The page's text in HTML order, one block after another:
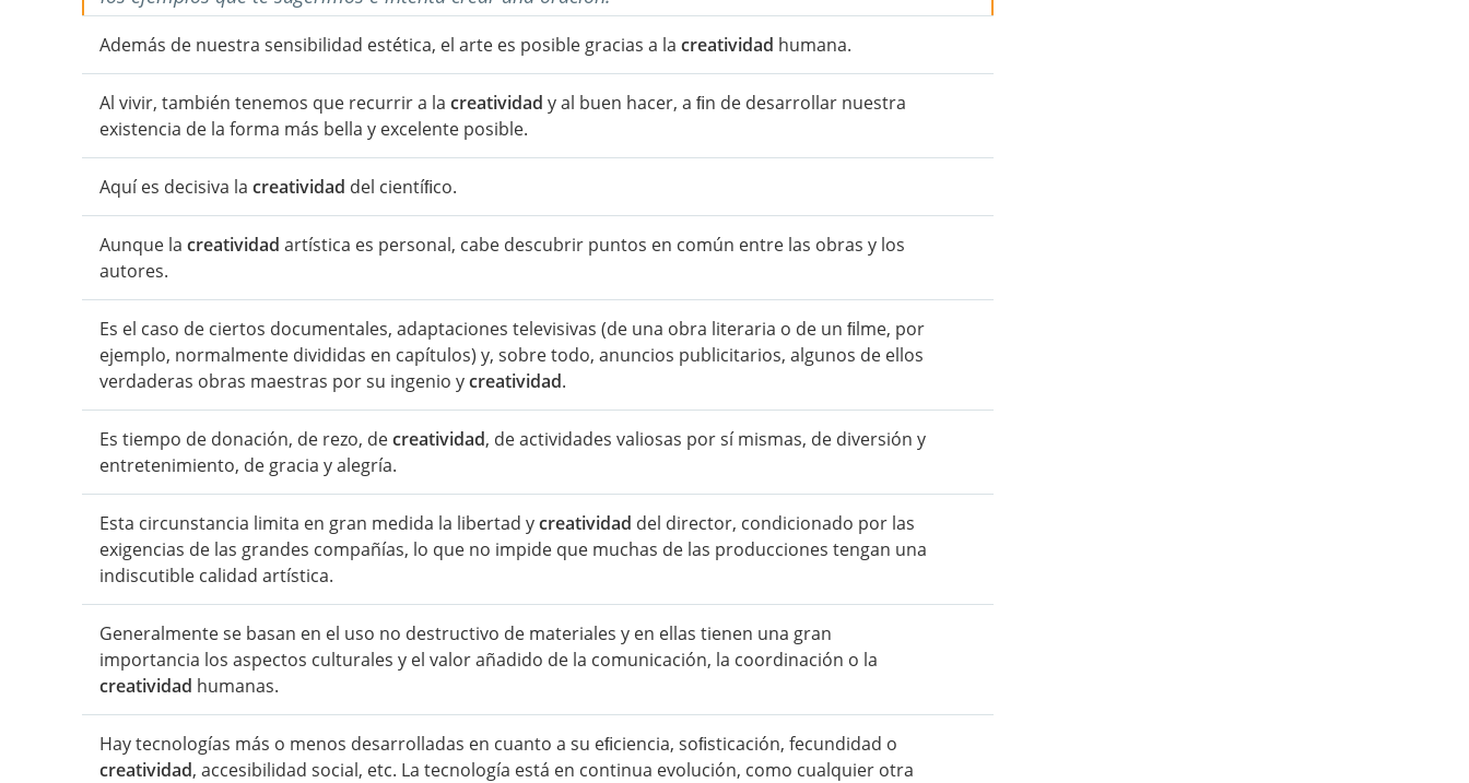
Además de nuestra sensibilidad estética, el arte es posible gracias a la creatividad humana.
Al vivir, también tenemos que recurrir a la creatividad y al buen hacer, a ﬁn de desarrollar nuestra
existencia de la forma más bella y excelente posible.
Aquí es decisiva la creatividad del cientíﬁco.
Aunque la creatividad artística es personal, cabe descubrir puntos en común entre las obras y los
autores.
Es el caso de ciertos documentales, adaptaciones televisivas (de una obra literaria o de un ﬁlme, por
ejemplo, normalmente divididas en capítulos) y, sobre todo, anuncios publicitarios, algunos de ellos
verdaderas obras maestras por su ingenio ycreatividad.
Es tiempo de donación, de rezo, decreatividad, de actividades valiosas por sí mismas, de diversión y
entretenimiento, de gracia y alegría.
Esta circunstancia limita en gran medida la libertad ycreatividad del director, condicionado por las
exigencias de las grandes compañías, lo que no impide que muchas de las producciones tengan una
indiscutible calidad artística.
Generalmente se basan en el uso no destructivo de materiales y en ellas tienen una gran
importancia los aspectos culturales y el valor añadido de la comunicación, la coordinación o la
creatividad humanas.
Hay tecnologías más o menos desarrolladas en cuanto a su eﬁciencia, soﬁsticación, fecundidad o
creatividad, accesibilidad social, etc. La tecnología está en continua evolución, como cualquier otra